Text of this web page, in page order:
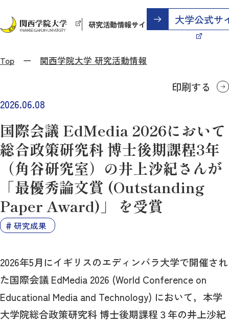
研究活動情報サイト
Top 関西学院大学 研究活動情報
印刷する
2026.06.08
国際会議 EdMedia 2026において
総合政策研究科 博士後期課程3年
（角谷研究室）の井上沙紀さんが
「最優秀論文賞 (Outstanding
Paper Award)」 を受賞
研究成果
2026年5月にイギリスのエディンバラ大学で開催され
た国際会議 EdMedia 2026 (World Conference on
Educational Media and Technology) において，本学
大学院総合政策研究科 博士後期課程３年の井上沙紀